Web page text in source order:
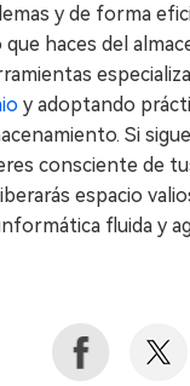
y de forma
haces del
y adoptando
Si
consciente de
espacio
fluida y